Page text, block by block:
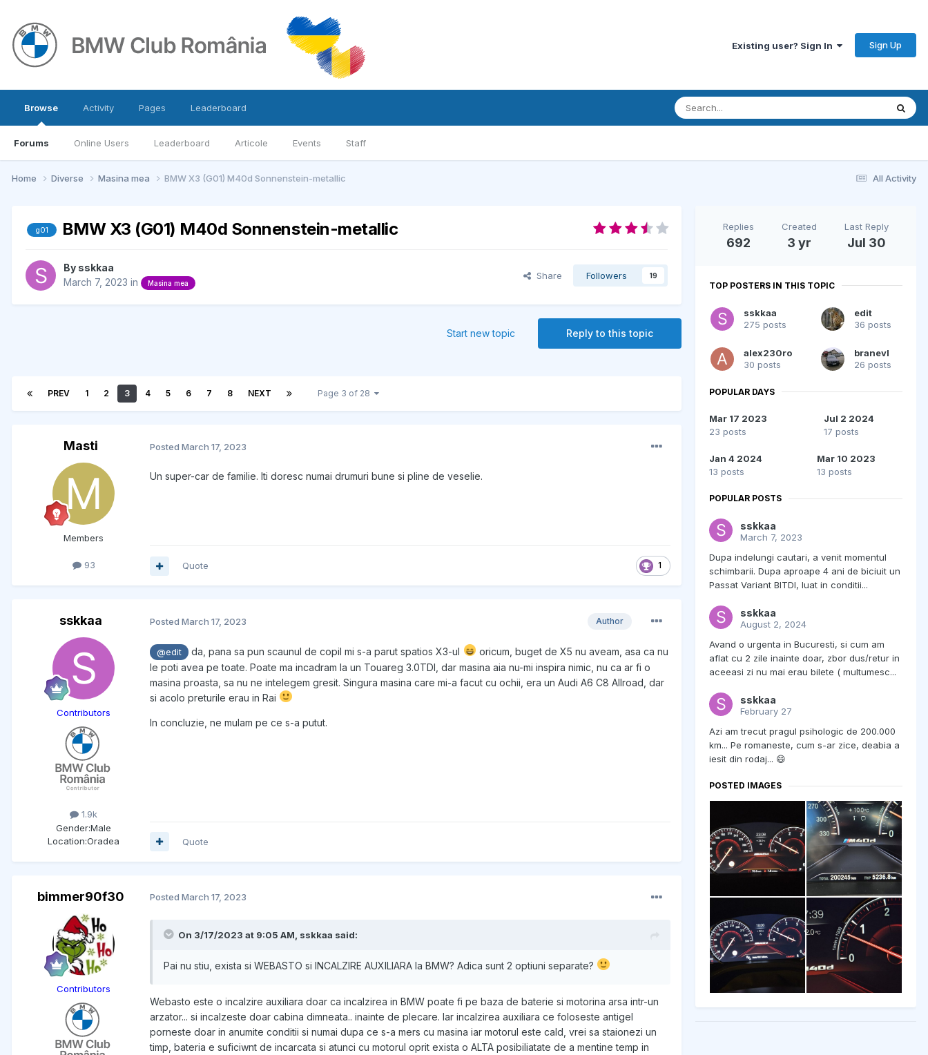
Existing user? Sign In Sign Up
Browse
Forums Online Users Leaderboard Articole Events Staff
Activity Pages Leaderboard
All Activity
Home Diverse Masina mea BMW X3 (G01) M40d Sonnenstein-metallic
g01 BMW X3 (G01) M40d Sonnenstein-metallic
By sskkaa
March 7, 2023 in Masina mea
Share Followers 19
Reply to this topic
Start new topic
PREV 1 2 3 4 5 6 7 8 NEXT Page 3 of 28
Masti
Members
93
Posted March 17, 2023
Un super-car de familie. Iti doresc numai drumuri bune si pline de veselie.
1
Quote
sskkaa
Contributors
1.9k
Gender:Male
Location:Oradea
Author
Posted March 17, 2023
@edit da, pana sa pun scaunul de copil mi s-a parut spatios X3-ul
oricum, buget de X5 nu aveam, asa ca nu
le poti avea pe toate. Poate ma incadram la un Touareg 3.0TDI, dar masina aia nu-mi inspira nimic, nu ca ar fi o
masina proasta, sa nu ne intelegem gresit. Singura masina care mi-a facut cu ochii, era un Audi A6 C8 Allroad, dar
si acolo preturile erau in Rai
In concluzie, ne mulam pe ce s-a putut.
Quote
bimmer90f30
Contributors
Posted March 17, 2023
On 3/17/2023 at 9:05 AM, sskkaa said:
Pai nu stiu, exista si WEBASTO si INCALZIRE AUXILIARA la BMW? Adica sunt 2 optiuni separate?
Webasto este o incalzire auxiliara doar ca incalzirea in BMW poate fi pe baza de baterie si motorina arsa intr-un
arzator... si incalzeste doar cabina dimneata.. inainte de plecare. Iar incalzirea auxiliara ce foloseste antigel
porneste doar in anumite conditii si numai dupa ce s-a mers cu masina iar motorul este cald, vrei sa staionezi un
timp, bateria e suficiwnt de incarcata si atunci cu motorul oprit exista o ALTA posibiliatate de a mentine temp in
Replies
692
Created
3 yr
Last Reply
Jul 30
TOP POSTERS IN THIS TOPIC
sskkaa
275 posts
edit
36 posts
alex230ro
30 posts
branevl
26 posts
POPULAR DAYS
Mar 17 2023
23 posts
Jul 2 2024
17 posts
Jan 4 2024
13 posts
Mar 10 2023
13 posts
POPULAR POSTS
sskkaa
March 7, 2023
Dupa indelungi cautari, a venit momentul
schimbarii. Dupa aproape 4 ani de biciuit un
Passat Variant BITDI, luat in conditii...
sskkaa
August 2, 2024
Avand o urgenta in Bucuresti, si cum am
aflat cu 2 zile inainte doar, zbor dus/retur in
aceeasi zi nu mai erau bilete ( multumesc...
sskkaa
February 27
Azi am trecut pragul psihologic de 200.000
km... Pe romaneste, cum s-ar zice, deabia a
iesit din rodaj... 😄
POSTED IMAGES